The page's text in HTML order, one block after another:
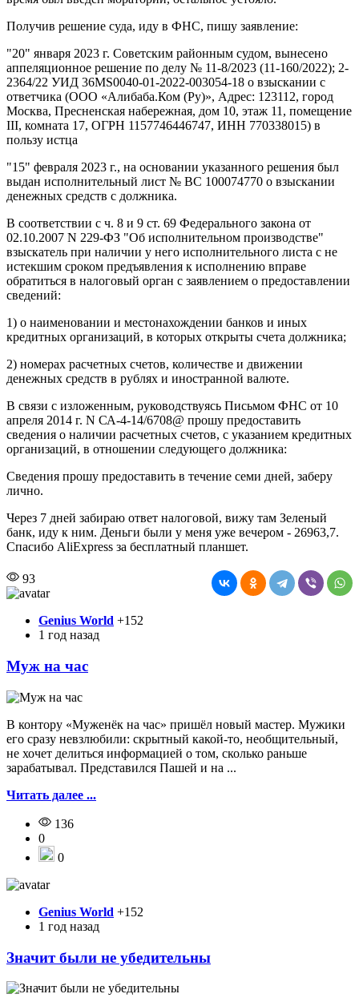
Получив решение суда, иду в ФНС, пишу заявление:
"20" января 2023 г. Советским районным судом, вынесено
аппеляционное решение по делу № 11-8/2023 (11-160/2022); 2-
2364/22 УИД 36МS0040-01-2022-003054-18 о взыскании с
ответчика (ООО «Алибаба.Ком (Ру)», Адрес: 123112, город
Москва, Пресненская набережная, дом 10, этаж 11, помещение
III, комната 17, ОГРН 1157746446747, ИНН 770338015) в
пользу истца
"15" февраля 2023 г., на основании указанного решения был
выдан исполнительный лист № ВС 100074770 о взыскании
денежных средств с должника.
В соответствии с ч. 8 и 9 ст. 69 Федерального закона от
02.10.2007 N 229-ФЗ "Об исполнительном производстве"
взыскатель при наличии у него исполнительного листа с не
истекшим сроком предъявления к исполнению вправе
обратиться в налоговый орган с заявлением о предоставлении
сведений:
1) о наименовании и местонахождении банков и иных
кредитных организаций, в которых открыты счета должника;
2) номерах расчетных счетов, количестве и движении
денежных средств в рублях и иностранной валюте.
В связи с изложенным, руководствуясь Письмом ФНС от 10
апреля 2014 г. N СА-4-14/6708@ прошу предоставить
сведения о наличии расчетных счетов, с указанием кредитных
организаций, в отношении следующего должника:
Сведения прошу предоставить в течение семи дней, заберу
лично.
Через 7 дней забираю ответ налоговой, вижу там Зеленый
банк, иду к ним. Деньги были у меня уже вечером - 26963,7.
Спасибо AliExpress за бесплатный планшет.
93
Genius World +152
1 год назад
Муж на час
В контору «Муженёк на час» пришёл новый мастер. Мужики
его сразу невзлюбили: скрытный какой-то, необщительный,
не хочет делиться информацией о том, сколько раньше
зарабатывал. Представился Пашей и на ...
Читать далее ...
136
0
0
Genius World +152
1 год назад
Значит были не убедительны